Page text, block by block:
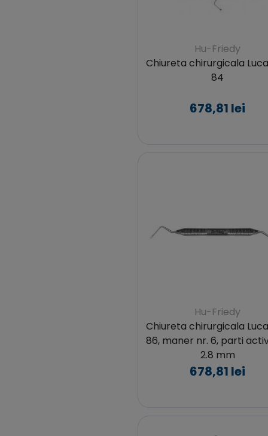
Hu-Friedy
Chiureta chirurgicala
84
678,81 lei
Hu-Friedy
Chiureta chirurgicala
86, maner nr. 6, parti
2.8 mm
678,81 lei